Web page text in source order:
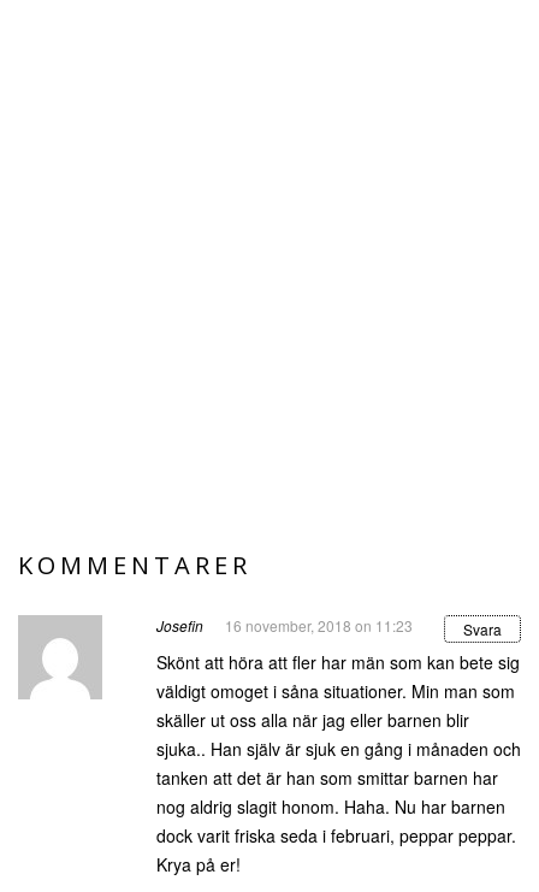
KOMMENTARER
Josefin 16 november, 2018 on 11:23 Svara
Skönt att höra att fler har män som kan bete sig
väldigt omoget i såna situationer. Min man som
skäller ut oss alla när jag eller barnen blir
sjuka.. Han själv är sjuk en gång i månaden och
tanken att det är han som smittar barnen har
nog aldrig slagit honom. Haha. Nu har barnen
dock varit friska seda i februari, peppar peppar.
Krya på er!